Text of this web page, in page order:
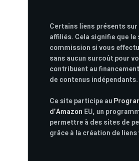
Certains liens présents
affiliés. Cela signifie que
commission si vous
sans aucun surcoût pour
contribuent au
de contenus indépendants.
Ce site participe au
d’Amazon EU, un
permettre à des sites de
grâce à la création de